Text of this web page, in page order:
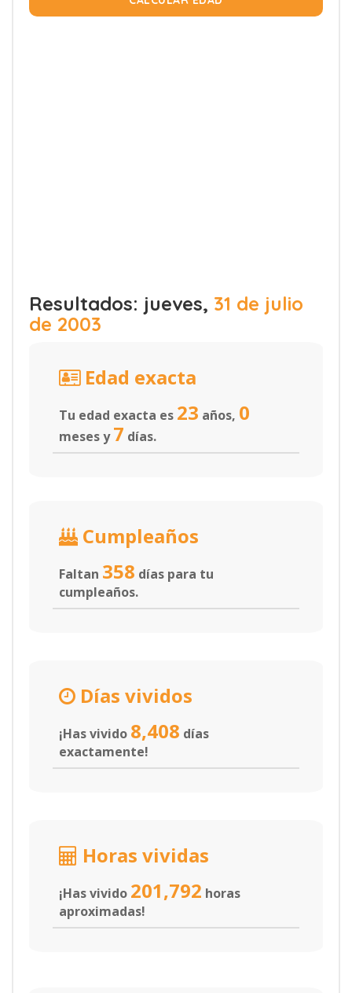
Resultados: jueves, 31 de julio
de 2003
Edad exacta
Tu edad exacta es 23 años, 0
meses y7 días.
Cumpleaños
Faltan 358 días para tu
cumpleaños.
Días vividos
¡Has vivido 8,408 días
exactamente!
Horas vividas
¡Has vivido 201,792 horas
aproximadas!